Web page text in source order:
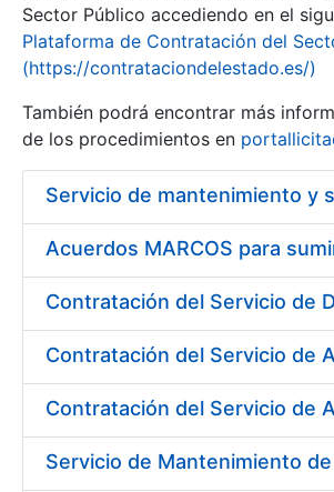
Erakutsi/Ezkutatu
Sector Público accediendo en el
Plataforma de Contratación del
(https://contrataciondelestado.es/)
También podrá encontrar más
de los procedimientos en